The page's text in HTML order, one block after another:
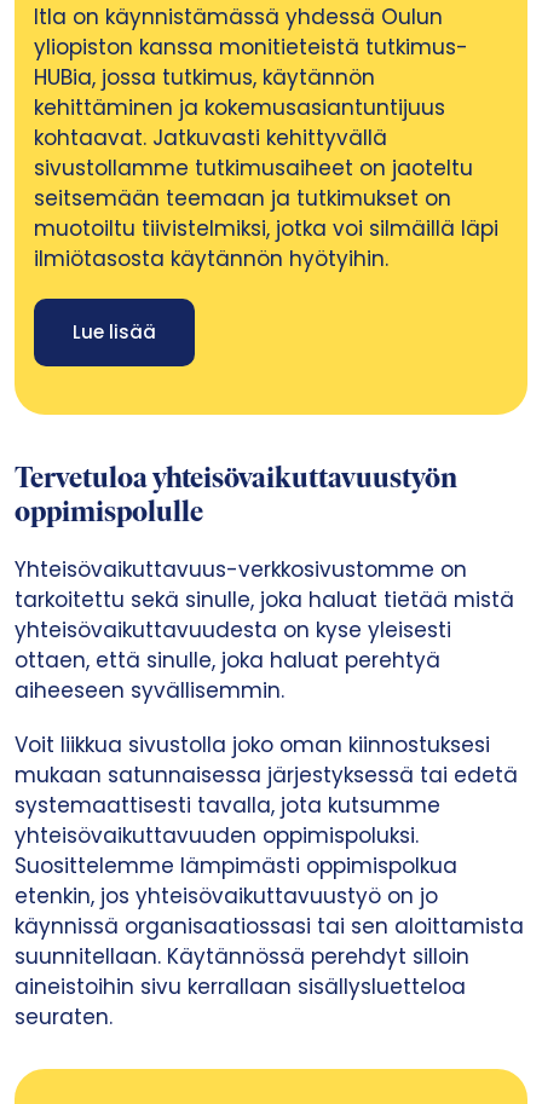
Itla on käynnistämässä yhdessä Oulun
yliopiston kanssa monitieteistä tutkimus-
HUBia, jossa tutkimus, käytännön
kehittäminen ja kokemusasiantuntijuus
kohtaavat. Jatkuvasti kehittyvällä
sivustollamme tutkimusaiheet on jaoteltu
seitsemään teemaan ja tutkimukset on
muotoiltu tiivistelmiksi, jotka voi silmäillä läpi
ilmiötasosta käytännön hyötyihin.
Lue lisää
Tervetuloa yhteisövaikuttavuustyön
oppimispolulle
​Yhteisövaikuttavuus-verkkosivustomme on
tarkoitettu sekä sinulle, joka haluat tietää mistä
yhteisövaikuttavuudesta on kyse yleisesti
ottaen, että sinulle, joka haluat perehtyä
aiheeseen syvällisemmin.
Voit liikkua sivustolla joko oman kiinnostuksesi
mukaan satunnaisessa järjestyksessä tai edetä
systemaattisesti tavalla, jota kutsumme
yhteisövaikuttavuuden oppimispoluksi.
Suosittelemme lämpimästi oppimispolkua
etenkin, jos yhteisövaikuttavuustyö on jo
käynnissä organisaatiossasi tai sen aloittamista
suunnitellaan. Käytännössä perehdyt silloin
aineistoihin sivu kerrallaan sisällysluetteloa
seuraten.